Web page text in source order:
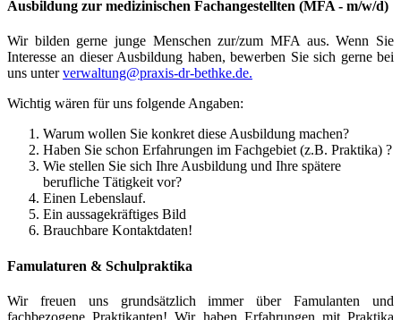
Ausbildung zur medizinischen Fachangestellten (MFA - m/w/d)
Wir bilden gerne junge Menschen zur/zum MFA aus. Wenn Sie
Interesse an dieser Ausbildung haben, bewerben Sie sich gerne bei
uns unterverwaltung@praxis-dr-bethke.de.
Wichtig wären für uns folgende Angaben:
Warum wollen Sie konkret diese Ausbildung machen?
Haben Sie schon Erfahrungen im Fachgebiet (z.B. Praktika) ?
Wie stellen Sie sich Ihre Ausbildung und Ihre spätere
berufliche Tätigkeit vor?
Einen Lebenslauf.
Ein aussagekräftiges Bild
Brauchbare Kontaktdaten!
Famulaturen & Schulpraktika
Wir freuen uns grundsätzlich immer über Famulanten und
fachbezogene Praktikanten! Wir haben Erfahrungen mit Praktika